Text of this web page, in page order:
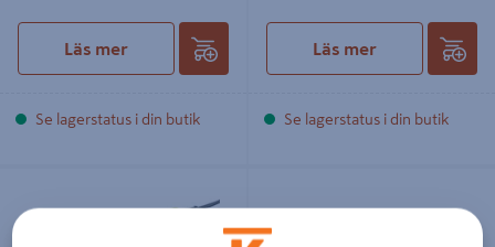
Läs mer
Se lagerstatus i din butik
Läs mer
Se lagerstatus i din butik